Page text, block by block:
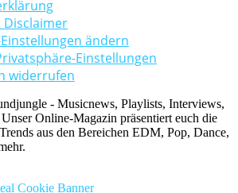
ändern
Einstellungen
widerrufen
- Musicnews, Playlists, Interviews,
Online-Magazin präsentiert euch die
aus den Bereichen EDM, Pop, Dance,
Cookie Banner